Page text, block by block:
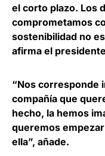
el corto plazo. Los
comprometamos
sostenibilidad no
afirma el
“Nos corresponde
compañía que
hecho, la hemos
queremos
ella”, añade.